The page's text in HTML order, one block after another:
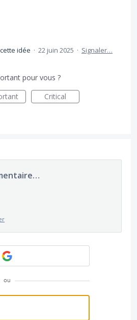
idée · 22 juin 2025 · Signaler…
pour vous ?
Critical
ou